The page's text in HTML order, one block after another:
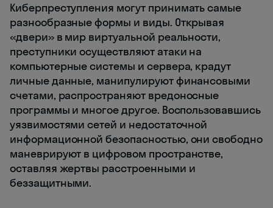
Киберпреступления могут принимать самые
разнообразные формы и виды. Открывая
«двери» в мир виртуальной реальности,
преступники осуществляют атаки на
компьютерные системы и сервера, крадут
личные данные, манипулируют финансовыми
счетами, распространяют вредоносные
программы и многое другое. Воспользовавшись
уязвимостями сетей и недостаточной
информационной безопасностью, они свободно
маневрируют в цифровом пространстве,
оставляя жертвы расстроенными и
беззащитными.